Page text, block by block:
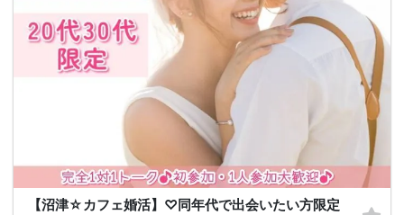
【沼津☆カフェ婚活】♡同年代で出会いたい方限定